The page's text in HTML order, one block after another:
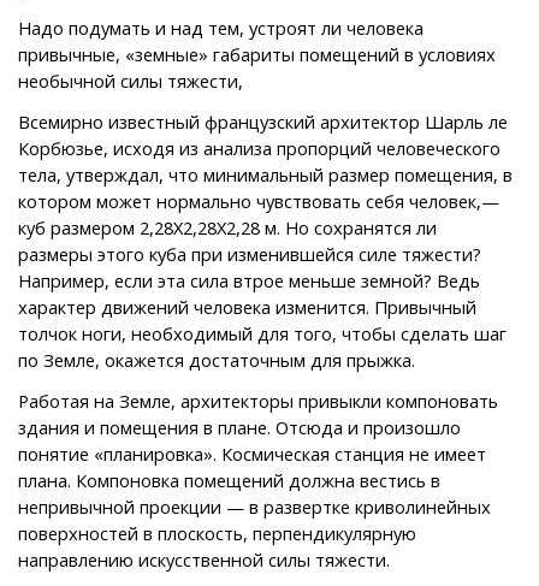
Надо подумать и над тем, устроят ли человека
привычные, «земные» габариты помещений в условиях
необычной силы тяжести,
Всемирно известный французский архитектор Шарль ле
Корбюзье, исходя из анализа пропорций человеческого
тела, утверждал, что минимальный размер помещения, в
котором может нормально чувствовать себя человек,—
куб размером 2,28X2,28X2,28 м. Но сохранятся ли
размеры этого куба при изменившейся силе тяжести?
Например, если эта сила втрое меньше земной? Ведь
характер движений человека изменится. Привычный
толчок ноги, необходимый для того, чтобы сделать шаг
по Земле, окажется достаточным для прыжка.
Работая на Земле, архитекторы привыкли компоновать
здания и помещения в плане. Отсюда и произошло
понятие «планировка». Космическая станция не имеет
плана. Компоновка помещений должна вестись в
непривычной проекции — в развертке криволинейных
поверхностей в плоскость, перпендикулярную
направлению искусственной силы тяжести.